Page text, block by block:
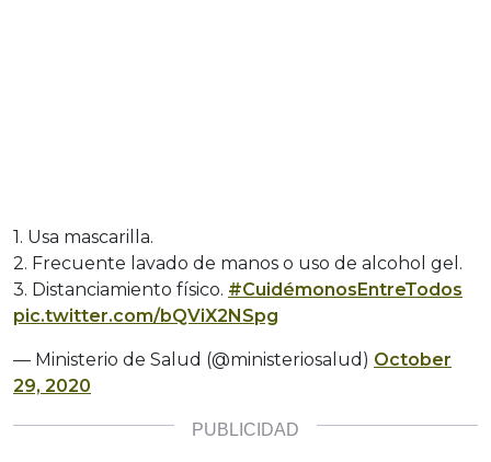
1. Usa mascarilla.
2. Frecuente lavado de manos o uso de alcohol gel.
3. Distanciamiento físico. #CuidémonosEntreTodos
pic.twitter.com/bQViX2NSpg
— Ministerio de Salud (@ministeriosalud) October
29, 2020